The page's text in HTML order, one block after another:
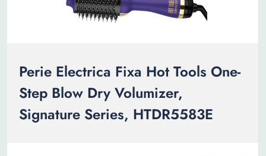
Perie Electrica Fixa Hot Tools One-
Step Blow Dry Volumizer,
Signature Series, HTDR5583E